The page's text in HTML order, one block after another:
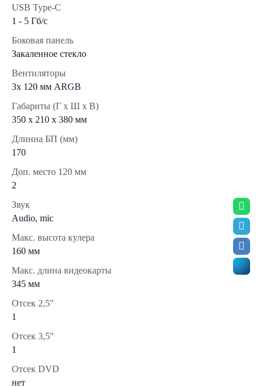
USB Type-C
1 - 5 Гб/с
Боковая панель
Закаленное стекло
Вентиляторы
3х 120 мм ARGB
Габариты (Г x Ш x В)
350 x 210 x 380 мм
Длинна БП (мм)
170
Доп. место 120 мм
2
Звук
Audio, mic
Макс. высота кулера
160 мм
Макс. длина видеокарты
345 мм
Отсек 2,5"
1
Отсек 3,5"
1
Отсек DVD
нет